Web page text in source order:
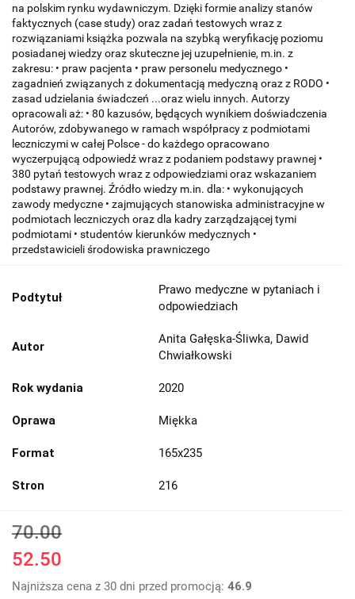
na polskim rynku wydawniczym. Dzięki formie analizy stanów
faktycznych (case study) oraz zadań testowych wraz z
rozwiązaniami książka pozwala na szybką weryfikację poziomu
posiadanej wiedzy oraz skuteczne jej uzupełnienie, m.in. z
zakresu: • praw pacjenta • praw personelu medycznego •
zagadnień związanych z dokumentacją medyczną oraz z RODO •
zasad udzielania świadczeń ...oraz wielu innych. Autorzy
opracowali aż: • 80 kazusów, będących wynikiem doświadczenia
Autorów, zdobywanego w ramach współpracy z podmiotami
leczniczymi w całej Polsce - do każdego opracowano
wyczerpującą odpowiedź wraz z podaniem podstawy prawnej •
380 pytań testowych wraz z odpowiedziami oraz wskazaniem
podstawy prawnej. Źródło wiedzy m.in. dla: • wykonujących
zawody medyczne • zajmujących stanowiska administracyjne w
podmiotach leczniczych oraz dla kadry zarządzającej tymi
podmiotami • studentów kierunków medycznych •
przedstawicieli środowiska prawniczego
Podtytuł
Prawo medyczne w pytaniach i
odpowiedziach
Autor
Anita Gałęska-Śliwka, Dawid
Chwiałkowski
Rok wydania 2020
Oprawa Miękka
Format 165x235
Stron 216
70.00
52.50
Najniższa cena z 30 dni przed promocją: 46.9